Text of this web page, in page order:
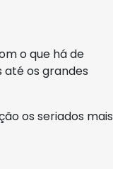
o que há de
até os grandes
os seriados mais